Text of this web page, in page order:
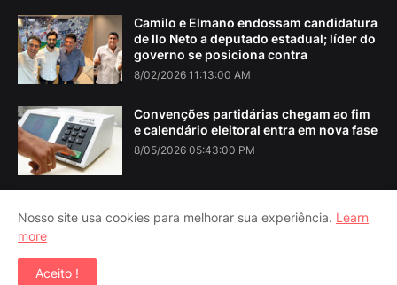
Camilo e Elmano endossam candidatura
de Ilo Neto a deputado estadual; líder do
governo se posiciona contra
8/02/2026 11:13:00 AM
Convenções partidárias chegam ao fim
e calendário eleitoral entra em nova fase
8/05/2026 05:43:00 PM
Nosso site usa cookies para melhorar sua experiência. Learn
more
Aceito !